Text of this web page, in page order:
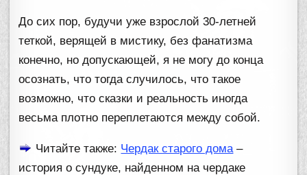
До сих пор, будучи уже взрослой 30-летней
теткой, верящей в мистику, без фанатизма
конечно, но допускающей, я не могу до конца
осознать, что тогда случилось, что такое
возможно, что сказки и реальность иногда
весьма плотно переплетаются между собой.
Читайте также: Чердак старого дома–
история о сундуке, найденном на чердаке